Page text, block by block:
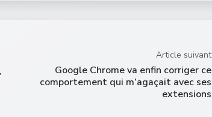
Article suivant
Google Chrome va enfin corriger ce
comportement qui m’agaçait avec ses
extensions